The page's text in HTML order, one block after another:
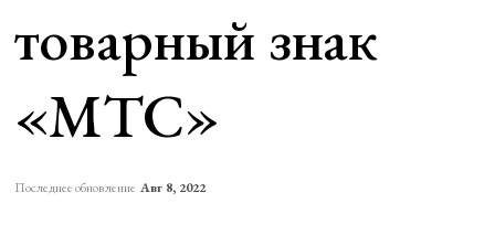
товарный знак
«МТС»
Последнее обновление Авг 8, 2022